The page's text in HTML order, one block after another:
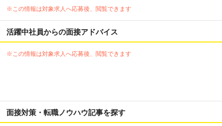
※この情報は対象求人へ応募後、閲覧できます
活躍中社員からの面接アドバイス
※この情報は対象求人へ応募後、閲覧できます
面接対策・転職ノウハウ記事を探す